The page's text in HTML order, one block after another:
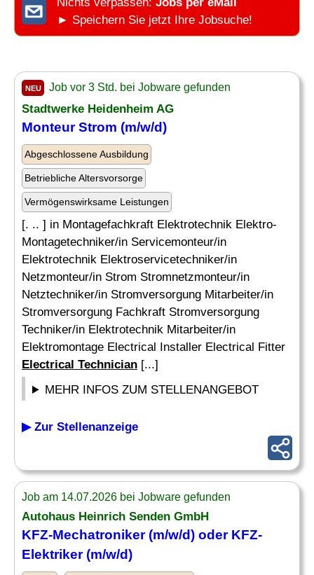
► Speichern Sie jetzt Ihre Jobsuche!
NEU Job vor 3 Std. bei Jobware gefunden
Stadtwerke Heidenheim AG
Monteur Strom (m/w/d)
Abgeschlossene Ausbildung
Betriebliche Altersvorsorge
Vermögenswirksame Leistungen
[. .. ] in Montagefachkraft Elektrotechnik Elektro-
Montagetechniker/in Servicemonteur/in
Elektrotechnik Elektroservicetechniker/in
Netzmonteur/in Strom Stromnetzmonteur/in
Netztechniker/in Stromversorgung Mitarbeiter/in
Stromversorgung Fachkraft Stromversorgung
Techniker/in Elektrotechnik Mitarbeiter/in
Elektromontage Electrical Installer Electrical Fitter
Electrical Technician [...]
MEHR INFOS ZUM STELLENANGEBOT
▶ Zur Stellenanzeige
Job am 14.07.2026 bei Jobware gefunden
Autohaus Heinrich Senden GmbH
KFZ-Mechatroniker (m/w/d) oder KFZ-
Elektriker (m/w/d)